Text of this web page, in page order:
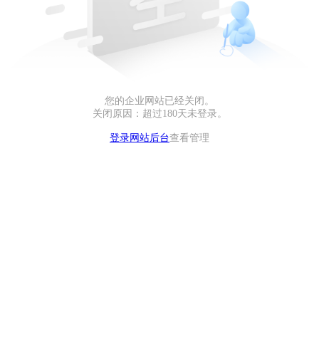
您的企业网站已经关闭。
关闭原因：超过180天未登录。
登录网站后台查看管理